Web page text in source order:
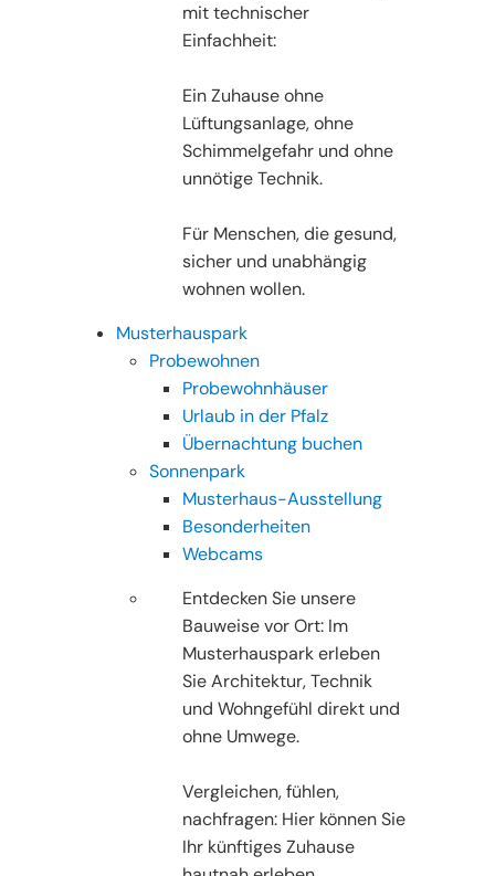
mit technischer
Einfachheit:
Ein Zuhause ohne
Lüftungsanlage, ohne
Schimmelgefahr und ohne
unnötige Technik.
Für Menschen, die gesund,
sicher und unabhängig
wohnen wollen.
Musterhauspark
Probewohnen
Probewohnhäuser
Urlaub in der Pfalz
Übernachtung buchen
Sonnenpark
Musterhaus-Ausstellung
Besonderheiten
Webcams
Entdecken Sie unsere
Bauweise vor Ort: Im
Musterhauspark erleben
Sie Architektur, Technik
und Wohngefühl direkt und
ohne Umwege.
Vergleichen, fühlen,
nachfragen: Hier können Sie
Ihr künftiges Zuhause